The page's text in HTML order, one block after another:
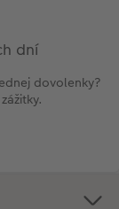
dní
dovolenky?